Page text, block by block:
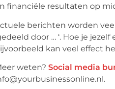
financiële resultaten op
berichten worden
door … ‘. Hoe je
kan veel effect
weten? Social media